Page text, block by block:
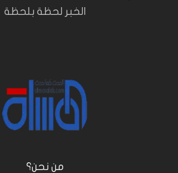
الخبر لحظة بلحظة
من نحن؟